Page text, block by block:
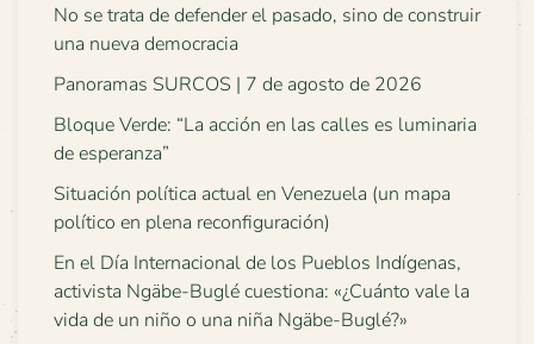
No se trata de defender el pasado, sino de construir
una nueva democracia
Panoramas SURCOS | 7 de agosto de 2026
Bloque Verde: “La acción en las calles es luminaria
de esperanza”
Situación política actual en Venezuela (un mapa
político en plena reconfiguración)
En el Día Internacional de los Pueblos Indígenas,
activista Ngäbe-Buglé cuestiona: «¿Cuánto vale la
vida de un niño o una niña Ngäbe-Buglé?»